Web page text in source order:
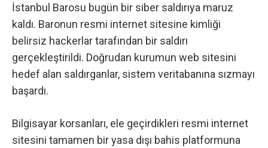
İstanbul Barosu bugün bir siber saldırıya maruz
kaldı. Baronun resmi internet sitesine kimliği
belirsiz hackerlar tarafından bir saldırı
gerçekleştirildi. Doğrudan kurumun web sitesini
hedef alan saldırganlar, sistem veritabanına sızmayı
başardı.
Bilgisayar korsanları, ele geçirdikleri resmi internet
sitesini tamamen bir yasa dışı bahis platformuna